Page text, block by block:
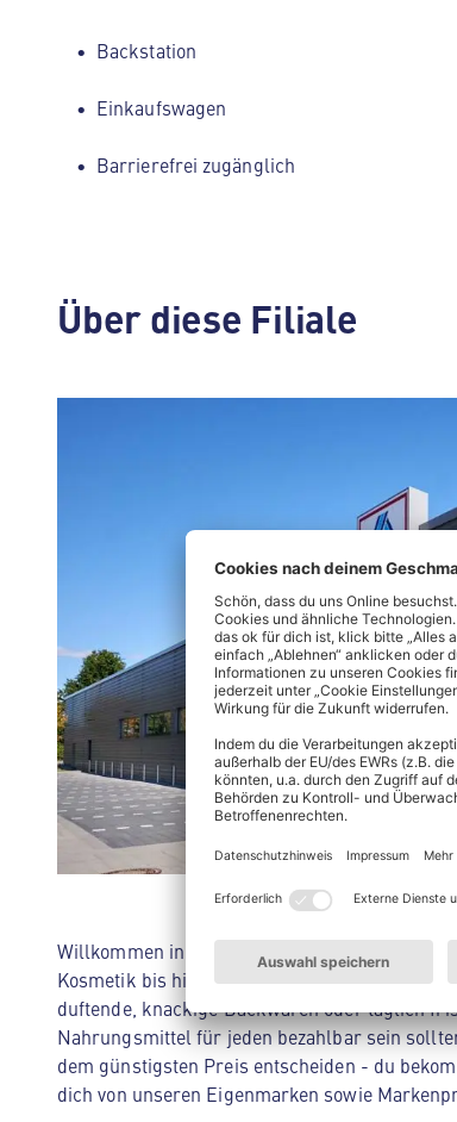
Backstation
Einkaufswagen
Barrierefrei zugänglich
Über diese Filiale
Willkommen in deinem ALDI Nord! Hier
Kosmetik bis hin zu Haushaltsprodukten.
duftende, knackige Backwaren oder täglich
Nahrungsmittel für jeden bezahlbar sein
dem günstigsten Preis entscheiden - du
dich von unseren Eigenmarken sowie